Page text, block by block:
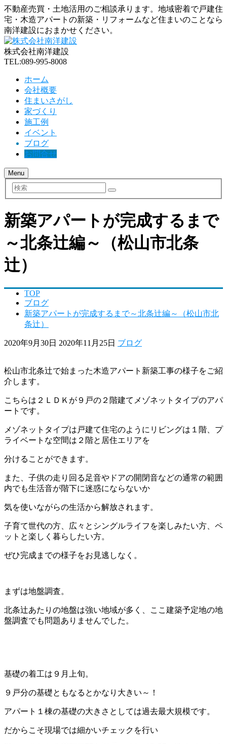
不動産売買・土地活用のご相談承ります。地域密着で戸建住
宅・木造アパートの新築・リフォームなど住まいのことなら
南洋建設におまかせください。
株式会社南洋建設
TEL:089-995-8008
ホーム
会社概要
住まいさがし
家づくり
施工例
イベント
ブログ
お問合せ
Menu
検
索
新築アパートが完成するまで
～北条辻編～（松山市北条
辻）
TOP
ブログ
新築アパートが完成するまで～北条辻編～（松山市北
条辻）
2020年9月30日 2020年11月25日 ブログ
松山市北条辻で始まった木造アパート新築工事の様子をご紹
介します。
こちらは２ＬＤＫが９戸の２階建てメゾネットタイプのアパ
ートです。
メゾネットタイプは戸建て住宅のようにリビングは１階、プ
ライベートな空間は２階と居住エリアを
分けることができます。
また、子供の走り回る足音やドアの開閉音などの通常の範囲
内でも生活音が階下に迷惑にならないか
気を使いながらの生活から解放されます。
子育て世代の方、広々とシングルライフを楽しみたい方、ペ
ットと楽しく暮らしたい方。
ぜひ完成までの様子をお見逃しなく。
まずは地盤調査。
北条辻あたりの地盤は強い地域が多く、ここ建築予定地の地
盤調査でも問題ありませんでした。
基礎の着工は９月上旬。
９戸分の基礎ともなるとかなり大きい～！
アパート１棟の基礎の大きさとしては過去最大規模です。
だからこそ現場では細かいチェックを行い